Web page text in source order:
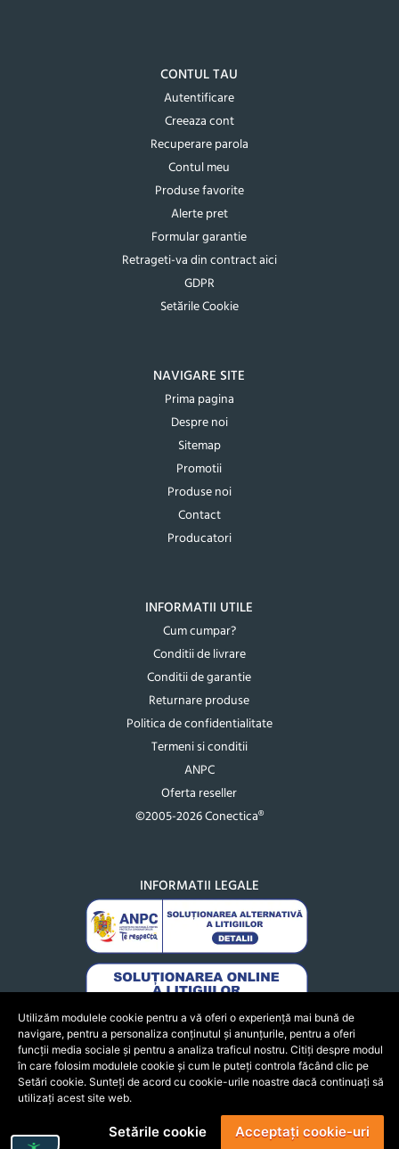
CONTUL TAU
Autentificare
Creeaza cont
Recuperare parola
Contul meu
Produse favorite
Alerte pret
Formular garantie
Retrageti-va din contract aici
GDPR
Setările Cookie
NAVIGARE SITE
Prima pagina
Despre noi
Sitemap
Promotii
Produse noi
Contact
Producatori
INFORMATII UTILE
Cum cumpar?
Conditii de livrare
Conditii de garantie
Returnare produse
Politica de confidentialitate
Termeni si conditii
ANPC
Oferta reseller
©2005-2026 Conectica®
INFORMATII LEGALE
Utilizăm modulele cookie pentru a vă oferi o experiență mai bună de
navigare, pentru a personaliza conținutul și anunțurile, pentru a oferi
funcții media sociale și pentru a analiza traficul nostru. Citiți despre modul
în care folosim modulele cookie și cum le puteți controla făcând clic pe
Setări cookie. Sunteți de acord cu cookie-urile noastre dacă continuați să
utilizați acest site web.
Setările cookie Acceptați cookie-uri